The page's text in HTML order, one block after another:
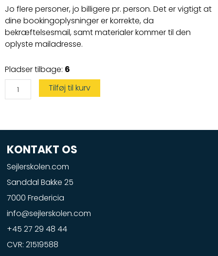
Jo flere personer, jo billigere pr. person. Det er vigtigt at
dine bookingoplysninger er korrekte, da
bekræftelsesmail, samt materialer kommer til den
oplyste mailadresse.
Pladser tilbage: 6
Vandscootercertifikat
antal
Tilføj til kurv
KONTAKT OS
Sejlerskolen.com
Sanddal Bakke 25
7000 Fredericia
info@sejlerskolen.com
+45 27 29 48 44
CVR: 21519588